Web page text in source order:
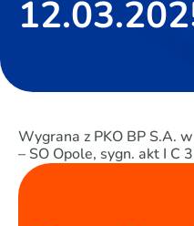
Wygrana z PKO BP S.A.
– SO Opole, sygn. akt I